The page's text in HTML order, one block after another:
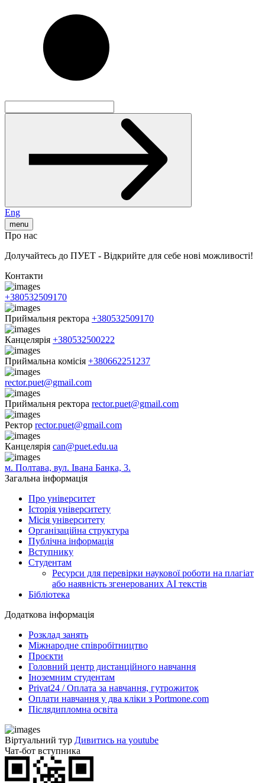
Eng
menu
Про нас
Долучайтесь до ПУЕТ - Відкрийте для себе нові можливості!
Контакти
+380532509170
Приймальня ректора +380532509170
Канцелярія +380532500222
Приймальна комісія +380662251237
rector.puet@gmail.com
Приймальня ректора rector.puet@gmail.com
Ректор rector.puet@gmail.com
Канцелярія can@puet.edu.ua
м. Полтава, вул. Івана Банка, 3.
Загальна інформація
Про університет
Історія університету
Місія університету
Організаційна структура
Публічна інформація
Вступнику
Студентам
Ресурси для перевірки наукової роботи на плагіат
або наявність згенерованих АІ текстів
Бібліотека
Додаткова інформація
Розклад занять
Міжнародне співробітництво
Проєкти
Головний центр дистанційного навчання
Іноземним студентам
Privat24 / Оплата за навчання, гутрожиток
Оплати навчання у два кліки з Portmone.com
Післядипломна освіта
Віртуальний тур Дивитись на youtube
Чат-бот вступника